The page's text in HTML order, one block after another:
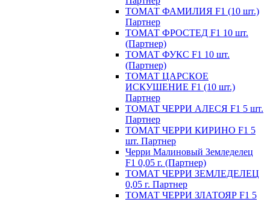
ТОМАТ ФАМИЛИЯ F1 (10 шт.)
Партнер
ТОМАТ ФРОСТЕД F1 10 шт.
(Партнер)
ТОМАТ ФУКС F1 10 шт.
(Партнер)
ТОМАТ ЦАРСКОЕ
ИСКУШЕНИЕ F1 (10 шт.)
Партнер
ТОМАТ ЧЕРРИ АЛЕСЯ F1 5 шт.
Партнер
ТОМАТ ЧЕРРИ КИРИНО F1 5
шт. Партнер
Черри Малиновый Земледелец
F1 0,05 г. (Партнер)
ТОМАТ ЧЕРРИ ЗЕМЛЕДЕЛЕЦ
0,05 г. Партнер
ТОМАТ ЧЕРРИ ЗЛАТОЯР F1 5